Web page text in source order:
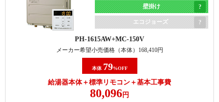
壁掛け
エコジョーズ
PH-1615AW MC-150V
メーカー希望小売価格（本体） 168,410円
本体 79%OFF
給湯器本体＋標準リモコン＋基本工事費
80,096 円